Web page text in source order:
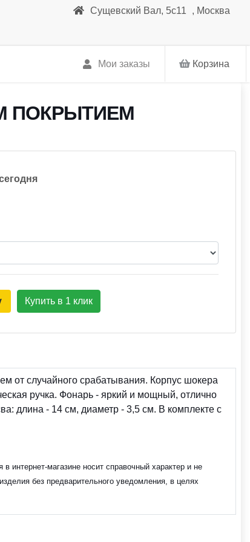
Сущевский Вал, 5с11 , Москва
Корзина
Мои заказы
ПОКРЫТИЕМ
Купить в 1 клик
от случайного срабатывания. Корпус шокера
ручка. Фонарь - яркий и мощный, отлично
длина - 14 см, диаметр - 3,5 см. В комплекте с
интернет-магазине носит справочный характер и не
без предварительного уведомления, в целях